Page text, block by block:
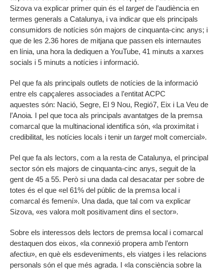
Sizova va explicar primer quin és el targetde l’audiència en
termes generals a Catalunya, i va indicar que els principals
consumidors de notícies són majors de cinquanta-cinc anys; i
que de les 2.36 hores de mitjana que passen els internautes
en línia, una hora la dediquen a YouTube, 41 minuts a xarxes
socials i 5 minuts a notícies i informació.
Pel que fa als principals outlets de notícies de la informació
entre els capçaleres associades a l’entitat ACPC
aquestes són: Nació, Segre, El 9 Nou, Regió7, Eix i La Veu de
l’Anoia. I pel que toca als principals avantatges de la premsa
comarcal que la multinacional identifica són, «la proximitat i
credibilitat, les notícies locals i tenir un targetmolt comercial».
Pel que fa als lectors, com a la resta de Catalunya, el principal
sector són els majors de cinquanta-cinc anys, seguit de la
gent de 45 a 55. Però si una dada cal desacatar per sobre de
totes és el que «el 61% del públic de la premsa local i
comarcal és femení». Una dada, que tal com va explicar
Sizova, «es valora molt positivament dins el sector».
Sobre els interessos dels lectors de premsa local i comarcal
destaquen dos eixos, «la connexió propera amb l’entorn
afectiu», en què els esdeveniments, els viatges i les relacions
personals són el que més agrada. I «la consciència sobre la